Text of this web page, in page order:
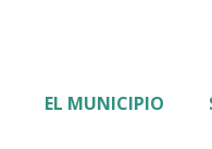
EL MUNICIPIO